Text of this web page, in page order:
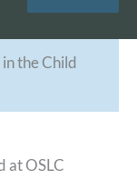
the Child
at OSLC